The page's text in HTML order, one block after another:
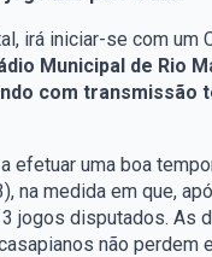
irá iniciar-se com um
Municipal de Rio
com transmissão
efetuar uma boa
na medida em que,
jogos disputados. As
não perdem